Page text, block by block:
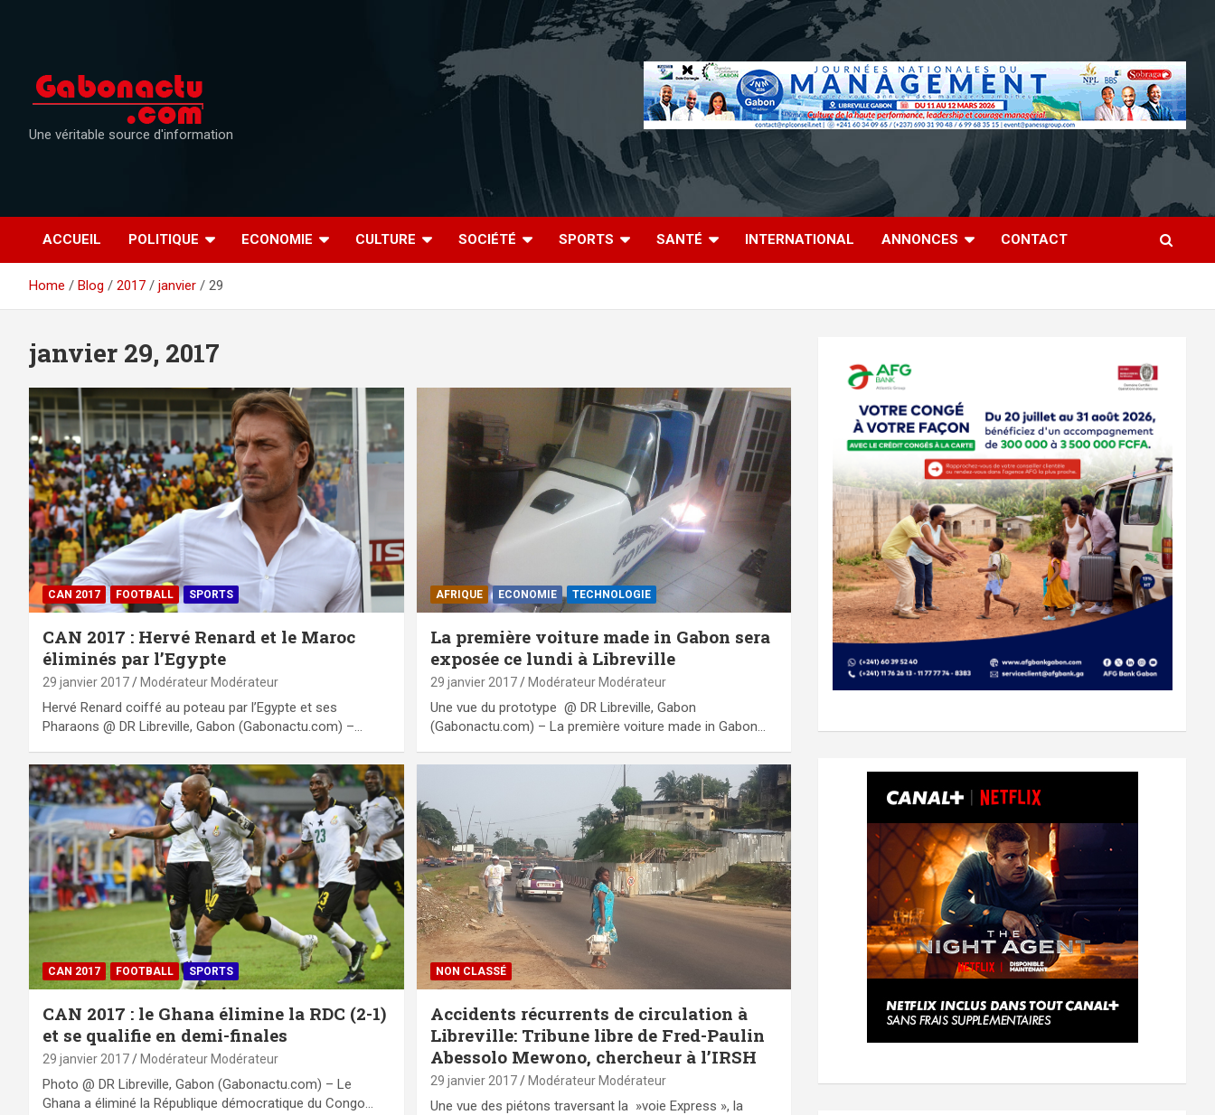
Une véritable source d'information
ACCUEIL POLITIQUE ECONOMIE CULTURE SOCIÉTÉ SPORTS SANTÉ INTERNATIONAL ANNONCES CONTACT
Home Blog 2017 janvier 29
janvier 29, 2017
CAN 2017 FOOTBALL SPORTS
CAN 2017 : Hervé Renard et le Maroc
éliminés par l’Egypte
29 janvier 2017 Modérateur Modérateur
Hervé Renard coiffé au poteau par l’Egypte et ses
Pharaons @ DR Libreville, Gabon (Gabonactu.com) –…
AFRIQUE ECONOMIE TECHNOLOGIE
La première voiture made in Gabon sera
exposée ce lundi à Libreville
29 janvier 2017 Modérateur Modérateur
Une vue du prototype @ DR Libreville, Gabon
(Gabonactu.com) – La première voiture made in Gabon…
CAN 2017 FOOTBALL SPORTS
CAN 2017 : le Ghana élimine la RDC (2-1)
et se qualifie en demi-finales
29 janvier 2017 Modérateur Modérateur
Photo @ DR Libreville, Gabon (Gabonactu.com) – Le
Ghana a éliminé la République démocratique du Congo…
NON CLASSÉ
Accidents récurrents de circulation à
Libreville: Tribune libre de Fred-Paulin
Abessolo Mewono, chercheur à l’IRSH
29 janvier 2017 Modérateur Modérateur
Une vue des piétons traversant la »voie Express », la